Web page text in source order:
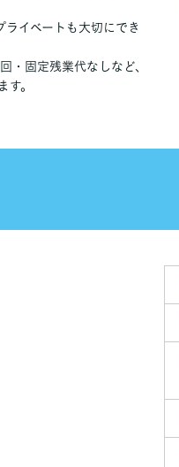
ライベートも大切にでき
・固定残業代なしなど、
す。